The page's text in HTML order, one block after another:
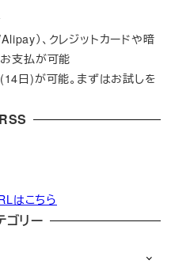
）、クレジットカードや暗
支払が可能
日)が可能。まずはお試しを
RSS
はこちら
ゴリー